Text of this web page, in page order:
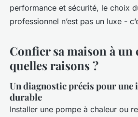
performance et sécurité, le choix
professionnel n’est pas un luxe -
Confier sa maison à un
quelles raisons ?
Un diagnostic précis pour
durable
Installer une pompe à chaleur ou